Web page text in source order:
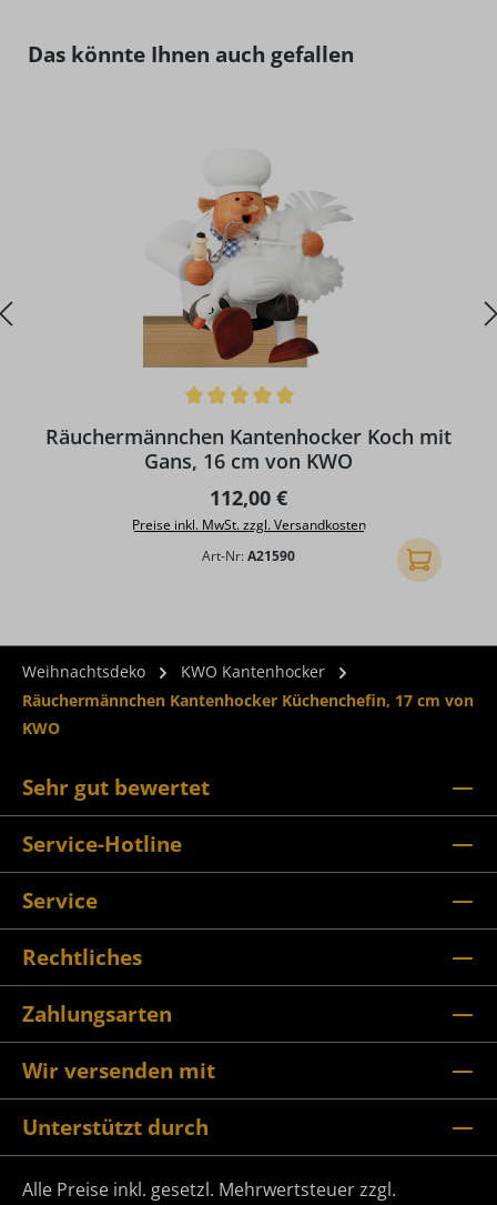
Produktgalerie überspringen
Das könnte Ihnen auch gefallen
Räuchermännchen Kantenhocker Koch mit
Gans, 16 cm von KWO
Regulärer Preis:
112,00 €
Preise inkl. MwSt. zzgl. Versandkosten
Art-Nr:A21590 In den
Weihnachtsdeko
KWO Kantenhocker
Räuchermännchen Kantenhocker Küchenchefin, 17 cm von
KWO
Sehr gut bewertet
Service-Hotline
Service
Rechtliches
Zahlungsarten
Wir versenden mit
Unterstützt durch
Alle Preise inkl. gesetzl. Mehrwertsteuer zzgl.